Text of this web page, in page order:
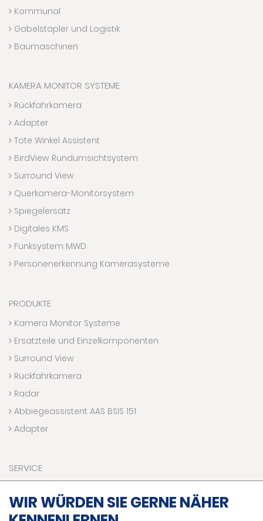
Kommunal
Gabelstapler und Logistik
Baumaschinen
KAMERA MONITOR SYSTEME
Rückfahrkamera
Adapter
Tote Winkel Assistent
BirdView Rundumsichtsystem
Surround View
Querkamera-Monitorsystem
Spiegelersatz
Digitales KMS
Funksystem MWD
Personenerkennung Kamerasysteme
PRODUKTE
Kamera Monitor Systeme
Ersatzteile und Einzelkomponenten
Surround View
Rückfahrkamera
Radar
Abbiegeassistent AAS BSIS 151
Adapter
SERVICE
Kontaktaufnahme
WIR WÜRDEN SIE GERNE NÄHER